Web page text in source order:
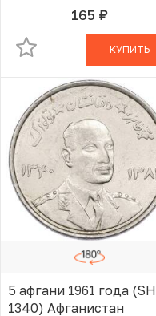
165 руб.В КОРЗИНЕ
КУПИТЬ
5 афгани 1961 года (SH
1340) Афганистан